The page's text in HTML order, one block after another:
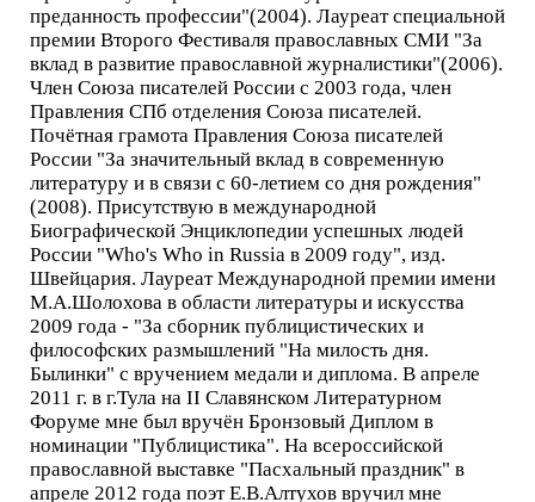
преданность профессии"(2004). Лауреат специальной
премии Второго Фестиваля православных СМИ "За
вклад в развитие православной журналистики"(2006).
Член Союза писателей России с 2003 года, член
Правления СПб отделения Союза писателей.
Почётная грамота Правления Союза писателей
России "За значительный вклад в современную
литературу и в связи с 60-летием со дня рождения"
(2008). Присутствую в международной
Биографической Энциклопедии успешных людей
России "Who's Who in Russia в 2009 году", изд.
Швейцария. Лауреат Международной премии имени
М.А.Шолохова в области литературы и искусства
2009 года - "За сборник публицистических и
философских размышлений "На милость дня.
Былинки" с вручением медали и диплома. В апреле
2011 г. в г.Тула на II Славянском Литературном
Форуме мне был вручён Бронзовый Диплом в
номинации "Публицистика". На всероссийской
православной выставке "Пасхальный праздник" в
апреле 2012 года поэт Е.В.Алтухов вручил мне